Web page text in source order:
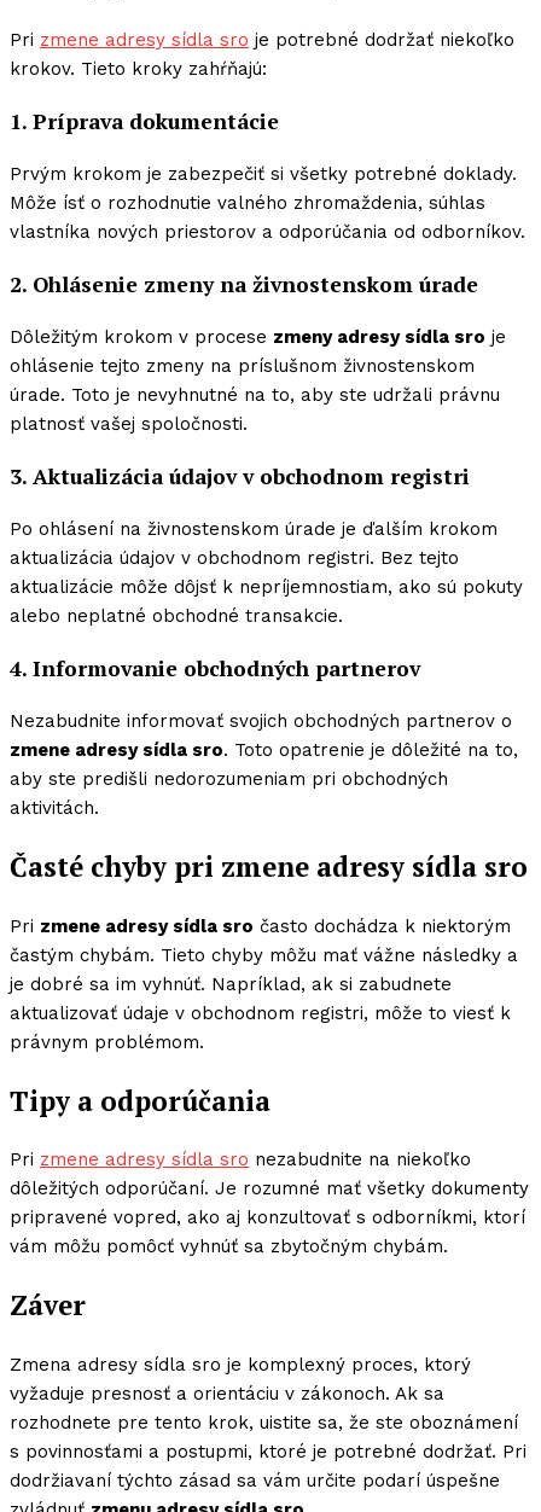
Pri zmene adresy sídla sro je potrebné dodržať niekoľko
krokov. Tieto kroky zahŕňajú:
1. Príprava dokumentácie
Prvým krokom je zabezpečiť si všetky potrebné doklady.
Môže ísť o rozhodnutie valného zhromaždenia, súhlas
vlastníka nových priestorov a odporúčania od odborníkov.
2. Ohlásenie zmeny na živnostenskom úrade
Dôležitým krokom v procese zmeny adresy sídla sro je
ohlásenie tejto zmeny na príslušnom živnostenskom
úrade. Toto je nevyhnutné na to, aby ste udržali právnu
platnosť vašej spoločnosti.
3. Aktualizácia údajov v obchodnom registri
Po ohlásení na živnostenskom úrade je ďalším krokom
aktualizácia údajov v obchodnom registri. Bez tejto
aktualizácie môže dôjsť k nepríjemnostiam, ako sú pokuty
alebo neplatné obchodné transakcie.
4. Informovanie obchodných partnerov
Nezabudnite informovať svojich obchodných partnerov o
zmene adresy sídla sro. Toto opatrenie je dôležité na to,
aby ste predišli nedorozumeniam pri obchodných
aktivitách.
Časté chyby pri zmene adresy sídla sro
Pri zmene adresy sídla sro často dochádza k niektorým
častým chybám. Tieto chyby môžu mať vážne následky a
je dobré sa im vyhnúť. Napríklad, ak si zabudnete
aktualizovať údaje v obchodnom registri, môže to viesť k
právnym problémom.
Tipy a odporúčania
Pri zmene adresy sídla sro nezabudnite na niekoľko
dôležitých odporúčaní. Je rozumné mať všetky dokumenty
pripravené vopred, ako aj konzultovať s odborníkmi, ktorí
vám môžu pomôcť vyhnúť sa zbytočným chybám.
Záver
Zmena adresy sídla sro je komplexný proces, ktorý
vyžaduje presnosť a orientáciu v zákonoch. Ak sa
rozhodnete pre tento krok, uistite sa, že ste oboznámení
s povinnosťami a postupmi, ktoré je potrebné dodržať. Pri
dodržiavaní týchto zásad sa vám určite podarí úspešne